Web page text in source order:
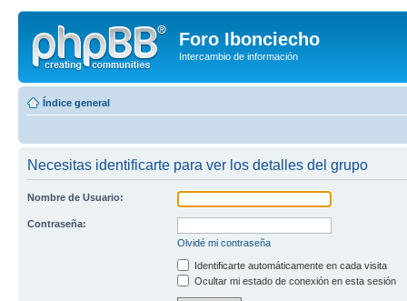
Foro Ibonciecho
Intercambio de información
Índice general
Necesitas identificarte para ver los detalles del grupo
Nombre de Usuario:
Contraseña:
Olvidé mi contraseña
Identificarte automáticamente en cada visita
Ocultar mi estado de conexión en esta sesión